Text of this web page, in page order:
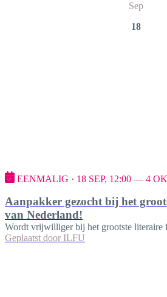
Sep
18
EENMALIG · 18 SEP, 12:00 — 4
Aanpakker gezocht bij het
van Nederland!
Wordt vrijwilliger bij het grootste literaire
Geplaatst door ILFU